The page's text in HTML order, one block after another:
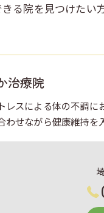
る院を見つけたい
治療院
レスによる体の不調に
わせながら健康維持を